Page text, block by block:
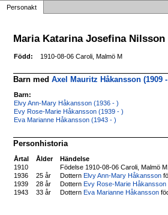
Personakt
Maria Katarina Josefina Nilsson
Född: 1910-08-06 Caroli, Malmö M
Barn medAxel Mauritz Håkansson (1909
Barn:
Elvy Ann-Mary Håkansson (1936 - )
Evy Rose-Marie Håkansson (1939 - )
Eva Marianne Håkansson (1943 - )
Personhistoria
Årtal Ålder
Händelse
1910
Födelse 1910-08-06 Caroli, Malmö M.
1936
25 år DotternElvy Ann-Mary Håkansson
1939
28 år DotternEvy Rose-Marie Håkansson
1943
33 år DotternEva Marianne Håkansson